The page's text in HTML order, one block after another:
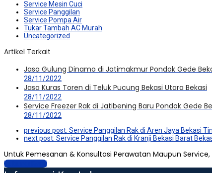
Service Mesin Cuci
Service Panggilan
Service Pompa Air
Tukar Tambah AC Murah
Uncategorized
Artikel Terkait
Jasa Gulung Dinamo di Jatimakmur Pondok Gede
28/11/2022
Jasa Kuras Toren di Teluk Pucung Bekasi Utara Bekasi
28/11/2022
Service Freezer Rak di Jatibening Baru Pondok Gede
28/11/2022
previous post: Service Panggilan Rak di Aren Jaya Bekasi
next post: Service Panggilan Rak di Kranji Bekasi Barat
Untuk Pemesanan & Konsultasi Perawatan Maupun Service,
Hubungi Kami